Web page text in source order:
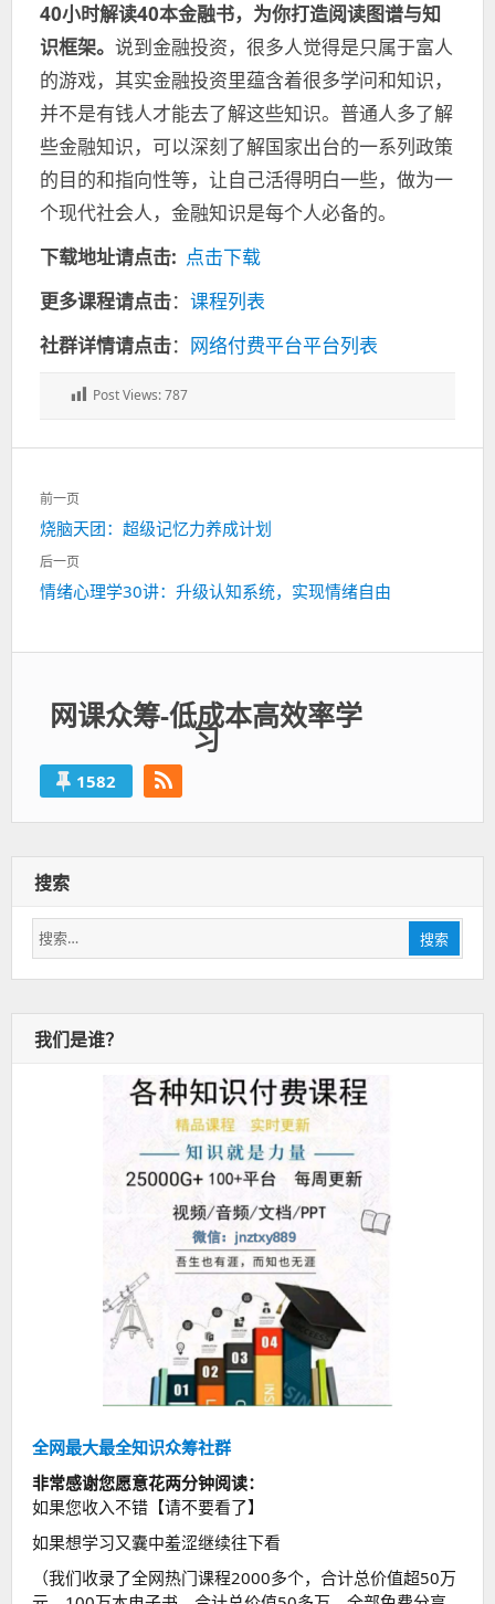
40小时解读40本金融书，为你打造阅读图谱与知
识框架。 说到金融投资，很多人觉得是只属于富人
的游戏，其实金融投资里蕴含着很多学问和知识，
并不是有钱人才能去了解这些知识。普通人多了解
些金融知识，可以深刻了解国家出台的一系列政策
的目的和指向性等，让自己活得明白一些，做为一
个现代社会人，金融知识是每个人必备的。
下载地址请点击: 点击下载
更多课程请点击： 课程列表
社群详情请点击： 网络付费平台平台列表
Post Views:787
文
章
导
航
前一页
上
一
烧脑天团：超级记忆力养成计划
后一页
下
情绪心理学30讲：升级认知系统，实现情绪自由
网课众筹-低成本高效率学
习
1582
搜索
搜
索：
搜索
我们是谁？
全网最大最全知识众筹社群
非常感谢您愿意花两分钟阅读：
如果您收入不错【请不要看了】
如果想学习又囊中羞涩继续往下看
（我们收录了全网热门课程2000多个，合计总价值超50万